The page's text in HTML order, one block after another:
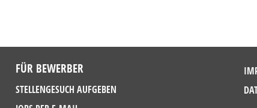
FÜR BEWERBER
STELLENGESUCH AUFGEBEN